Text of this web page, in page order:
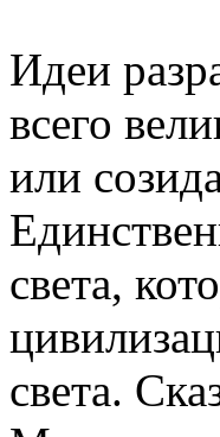
Идеи
всего
или
света,
света.